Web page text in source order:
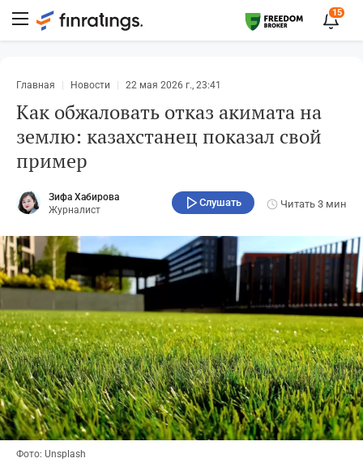
15
Главная Новости 22 мая 2026 г., 23:41
Как обжаловать отказ акимата на
землю: казахстанец показал свой
пример
Зифа Хабирова
Журналист
Слушать Читать 3 мин
Фото: Unsplash